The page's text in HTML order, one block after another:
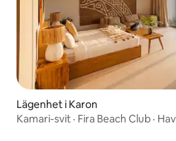
Lägenhet i Karon
Kamari-svit · Fira Beach Club ·